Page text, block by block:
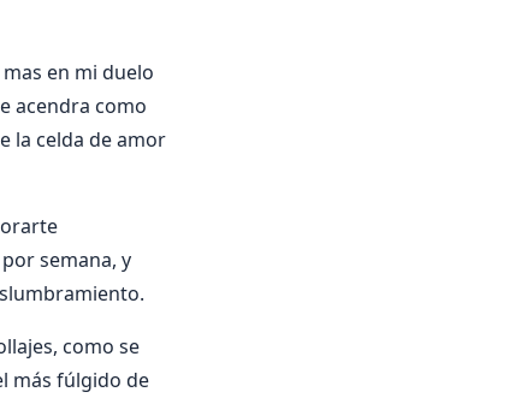
en mi duelo
acendra como
la celda de amor
semana, y
como se
más fúlgido de